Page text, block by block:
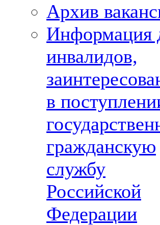
Архив
Информация
инвалидов,
в
гражданскую
службу
Российской
Федерации